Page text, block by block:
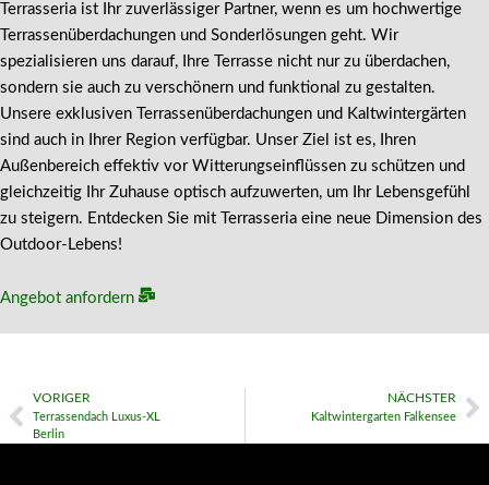
Terrasseria ist Ihr zuverlässiger Partner, wenn es um hochwertige
Terrassenüberdachungen und Sonderlösungen geht. Wir
spezialisieren uns darauf, Ihre Terrasse nicht nur zu überdachen,
sondern sie auch zu verschönern und funktional zu gestalten.
Unsere exklusiven Terrassenüberdachungen und Kaltwintergärten
sind auch in Ihrer Region verfügbar. Unser Ziel ist es, Ihren
Außenbereich effektiv vor Witterungseinflüssen zu schützen und
gleichzeitig Ihr Zuhause optisch aufzuwerten, um Ihr Lebensgefühl
zu steigern. Entdecken Sie mit Terrasseria eine neue Dimension des
Outdoor-Lebens!
Angebot anfordern
VORIGER
Terrassendach Luxus-XL
Berlin
NÄCHSTER
Kaltwintergarten Falkensee